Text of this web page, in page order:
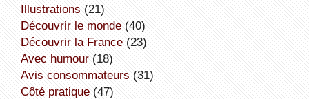
illustrations (21)
découvrir le monde(40)
découvrir la France(23)
avec humour(18)
avis consommateurs (31)
côté pratique(47)